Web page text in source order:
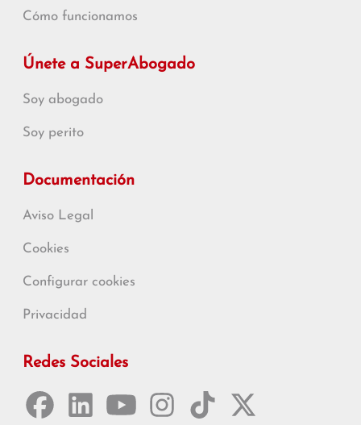
Cómo funcionamos
Únete a SuperAbogado
Soy abogado
Soy perito
Documentación
Aviso Legal
Cookies
Configurar cookies
Privacidad
Redes Sociales